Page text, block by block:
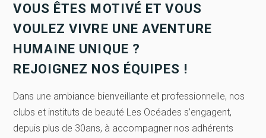
VOUS ÊTES MOTIVÉ ET VOUS
VOULEZ VIVRE UNE AVENTURE
HUMAINE UNIQUE ?
REJOIGNEZ NOS ÉQUIPES !
Dans une ambiance bienveillante et professionnelle, nos
clubs et instituts de beauté Les Océades s’engagent,
depuis plus de 30ans, à accompagner nos adhérents